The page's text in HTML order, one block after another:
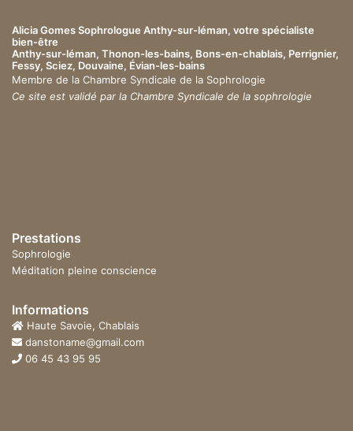
Alicia Gomes Sophrologue Anthy-sur-léman, votre spécialiste
bien-être
Anthy-sur-léman, Thonon-les-bains, Bons-en-chablais, Perrignier,
Fessy, Sciez, Douvaine, Évian-les-bains
Membre de la Chambre Syndicale de la Sophrologie
Ce site est validé par la Chambre Syndicale de la sophrologie
Prestations
Sophrologie
Méditation pleine conscience
Informations
Haute Savoie, Chablais
danstoname@gmail.com
06 45 43 95 95